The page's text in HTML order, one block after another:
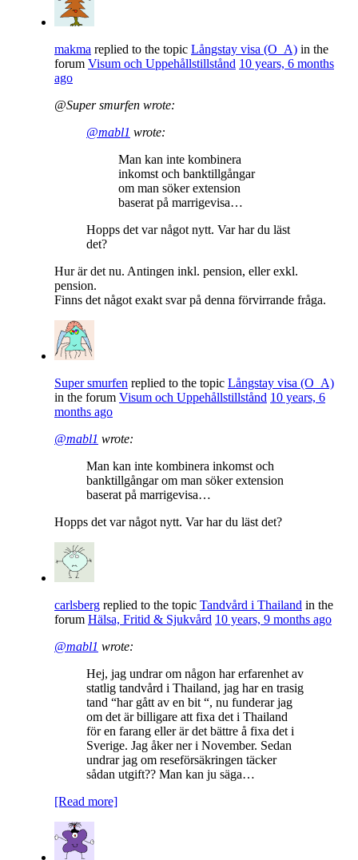
makma replied to the topic Långstay visa (O_A) in the
forum Visum och Uppehållstillstånd 10 years, 6 months
ago
@Super smurfen wrote:
@mabl1 wrote:
Man kan inte kombinera
inkomst och banktillgångar
om man söker extension
baserat på marrigevisa…
Hopps det var något nytt. Var har du läst
det?
Hur är det nu. Antingen inkl. pension, eller exkl.
pension.
Finns det något exakt svar på denna förvirrande fråga.
Super smurfen replied to the topic Långstay visa (O_A)
in the forum Visum och Uppehållstillstånd 10 years, 6
months ago
@mabl1 wrote:
Man kan inte kombinera inkomst och
banktillgångar om man söker extension
baserat på marrigevisa…
Hopps det var något nytt. Var har du läst det?
carlsberg replied to the topic Tandvård i Thailand in the
forum Hälsa, Fritid & Sjukvård 10 years, 9 months ago
@mabl1 wrote:
Hej, jag undrar om någon har erfarenhet av
statlig tandvård i Thailand, jag har en trasig
tand “har gått av en bit “, nu funderar jag
om det är billigare att fixa det i Thailand
för en farang eller är det bättre å fixa det i
Sverige. Jag åker ner i November. Sedan
undrar jag om reseförsäkringen täcker
sådan utgift?? Man kan ju säga…
[Read more]